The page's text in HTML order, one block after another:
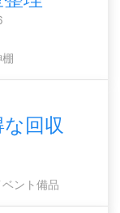
回収
ベント備品